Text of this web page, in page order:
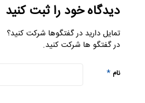
دیدگاه خود را ثبت کنید
تمایل دارید در گفتگوها شرکت کنید؟
در گفتگو ها شرکت کنید.
نام*